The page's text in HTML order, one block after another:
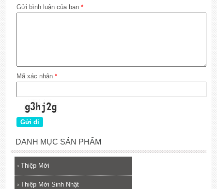
Gửi bình luận của bạn *
Mã xác nhận *
DANH MỤC SẢN PHẨM
› Thiệp Mời
› Thiệp Mời Sinh Nhật